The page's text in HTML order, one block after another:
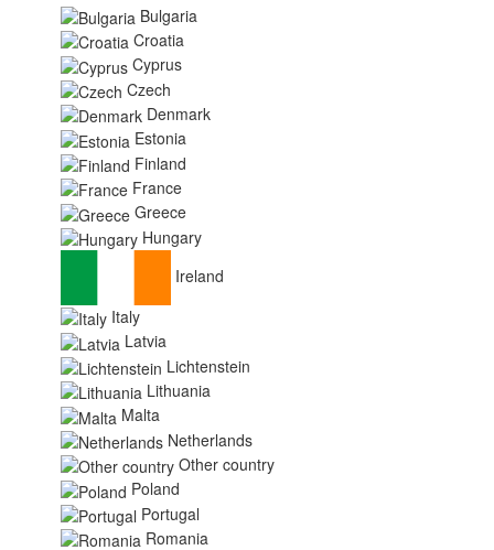
Bulgaria
Croatia
Cyprus
Czech
Denmark
Estonia
Finland
France
Greece
Hungary
Ireland
Italy
Latvia
Lichtenstein
Lithuania
Malta
Netherlands
Other country
Poland
Portugal
Romania